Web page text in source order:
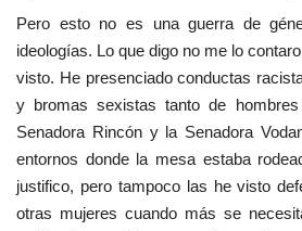
Pero esto no es una guerra de
ideologías. Lo que digo no me lo
visto. He presenciado conductas
y bromas sexistas tanto de
Senadora Rincón y la Senadora
entornos donde la mesa estaba
justifico, pero tampoco las he visto
otras mujeres cuando más se